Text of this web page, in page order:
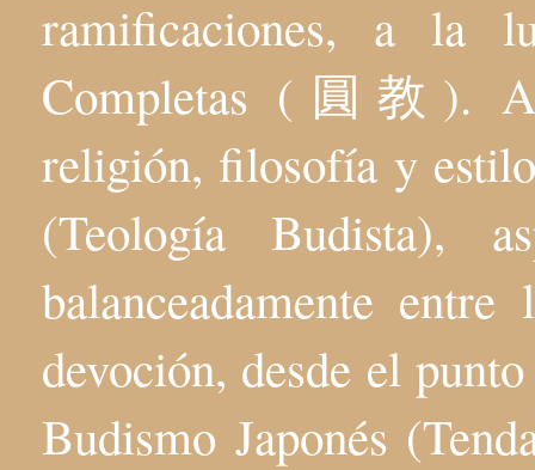
ramificaciones, a la
Completas (圓教).
religión, filosofía y
(Teología Budista),
balanceadamente
devoción, desde el
Budismo Japonés